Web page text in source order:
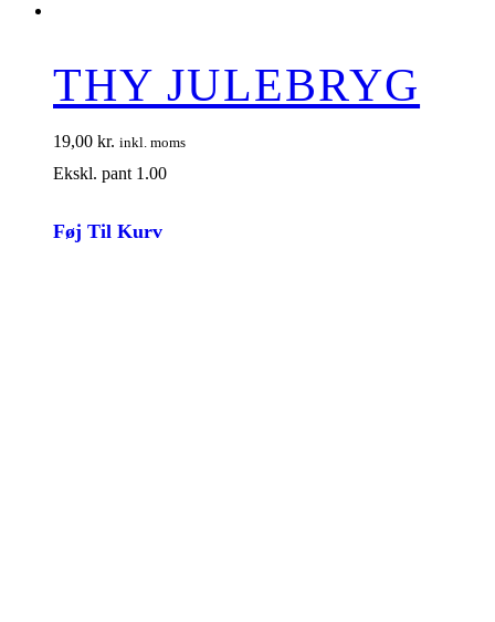
THY JULEBRYG
19,00 kr. inkl. moms
Ekskl. pant 1.00
Føj Til Kurv